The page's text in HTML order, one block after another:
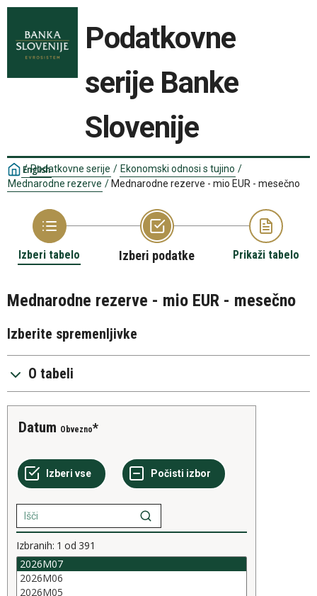
Podatkovne
serije Banke
Slovenije
English
/ Podatkovne serije / Ekonomski odnosi s tujino /
Mednarodne rezerve / Mednarodne rezerve - mio EUR - mesečno
Izberi tabelo Izberi podatke Prikaži tabelo
Mednarodne rezerve - mio EUR - mesečno
Izberite spremenljivke
O tabeli
Datum Obvezno
Izbranih: 1 od 391